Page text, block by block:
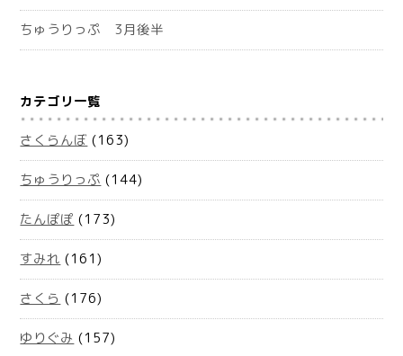
ちゅうりっぷ 3月後半
カテゴリ一覧
さくらんぼ (163)
ちゅうりっぷ (144)
たんぽぽ (173)
すみれ (161)
さくら (176)
ゆりぐみ (157)